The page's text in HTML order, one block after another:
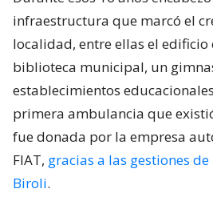
infraestructura que marcó el
localidad, entre ellas el edificio
biblioteca municipal, un
establecimientos
primera ambulancia que
fue donada por la empresa
FIAT, gracias a las gestiones
Biroli.